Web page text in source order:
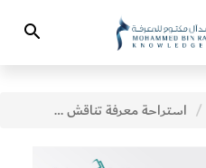
Search
استراحة معرفة تناقش كتاب التخلف الاجتماعي للكاتب مصطفى حجازي